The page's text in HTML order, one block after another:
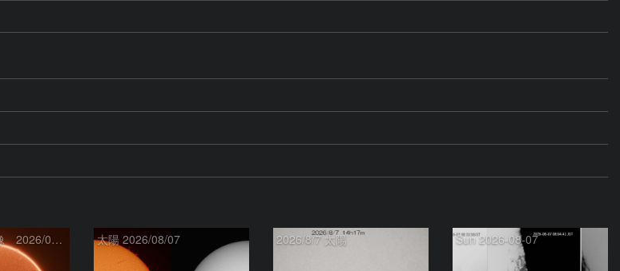
太陽 Hα線全面像 2026/08/08 太陽 2026/08/07 2026/8/7 太陽 Sun 2026-08-07